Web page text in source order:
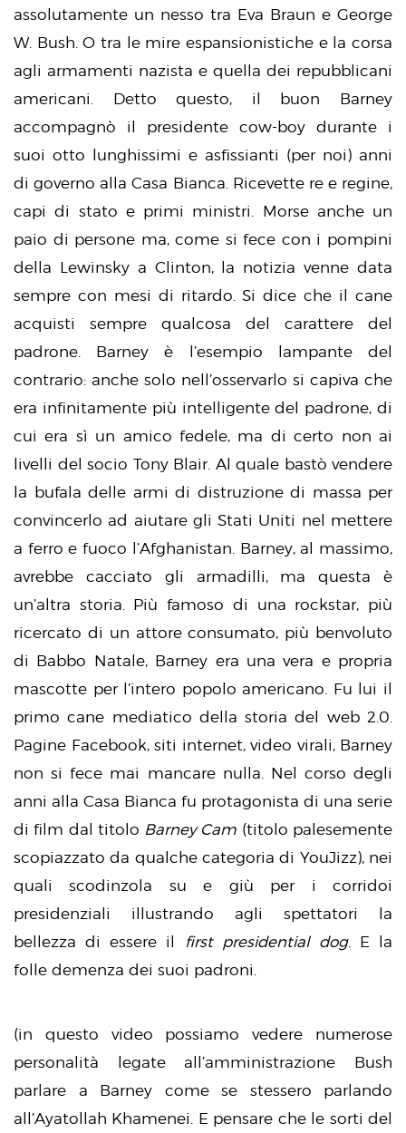
assolutamente un nesso tra Eva Braun e George
W. Bush. O tra le mire espansionistiche e la corsa
agli armamenti nazista e quella dei repubblicani
americani. Detto questo, il buon Barney
accompagnò il presidente cow-boy durante i
suoi otto lunghissimi e asfissianti (per noi) anni
di governo alla Casa Bianca. Ricevette re e regine,
capi di stato e primi ministri. Morse anche un
paio di persone ma, come si fece con i pompini
della Lewinsky a Clinton, la notizia venne data
sempre con mesi di ritardo. Si dice che il cane
acquisti sempre qualcosa del carattere del
padrone. Barney è l’esempio lampante del
contrario: anche solo nell’osservarlo si capiva che
era infinitamente più intelligente del padrone, di
cui era sì un amico fedele, ma di certo non ai
livelli del socio Tony Blair. Al quale bastò vendere
la bufala delle armi di distruzione di massa per
convincerlo ad aiutare gli Stati Uniti nel mettere
a ferro e fuoco l’Afghanistan. Barney, al massimo,
avrebbe cacciato gli armadilli, ma questa è
un’altra storia. Più famoso di una rockstar, più
ricercato di un attore consumato, più benvoluto
di Babbo Natale, Barney era una vera e propria
mascotte per l’intero popolo americano. Fu lui il
primo cane mediatico della storia del web 2.0.
Pagine Facebook, siti internet, video virali, Barney
non si fece mai mancare nulla. Nel corso degli
anni alla Casa Bianca fu protagonista di una serie
di film dal titolo Barney Cam (titolo palesemente
scopiazzato da qualche categoria di YouJizz), nei
quali scodinzola su e giù per i corridoi
presidenziali illustrando agli spettatori la
bellezza di essere il
first presidential dog. E la
folle demenza dei suoi padroni.
(in questo video possiamo vedere numerose
personalità legate all’amministrazione Bush
parlare a Barney come se stessero parlando
all’Ayatollah Khamenei. E pensare che le sorti del